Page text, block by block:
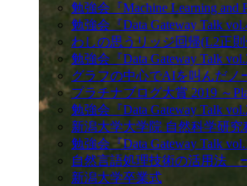
勉強会『Machine Learning
勉強会『Data Gateway Talk
わしの思うリッジ回帰(L2正則
勉強会『Data Gateway Talk
グラフの中心でAIを叫んだノ
プラチナブログ大賞 2019 ～
勉強会『Data Gateway Talk
新潟大学大学院 自然科学研究
勉強会『Data Gateway Talk
自然言語処理技術の活用法
新潟大学卒業式